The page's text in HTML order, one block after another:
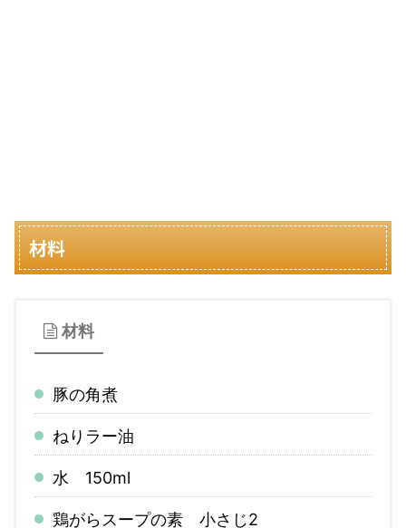
材料
材料
豚の角煮
ねりラー油
水 150ml
鶏がらスープの素 小さじ2